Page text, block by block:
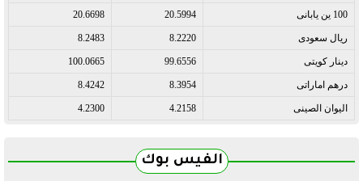
100 ين يابانى 20.5994
20.6698
ريال سعودى 8.2220
8.2483
دينار كويتى 99.6556
100.0665
درهم اماراتى 8.3954
8.4242
اليوان الصينى 4.2158
4.2300
الفيس بوك